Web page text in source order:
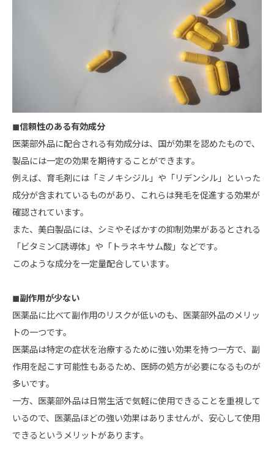
◼︎信頼性のある有効成分
医薬部外品に配合される有効成分は、国が効果を認めたもので、
製品には一定の効果を期待することができます。
例えば、育毛剤には「ミノキシジル」や「リデンシル」といった
成分が含まれているものがあり、 これらは発毛を促進する効果が
確認されています。
また、美白製品には、シミやそばかすの抑制効果があるとされる
「ビタミンC誘導体」や「トラネキサム酸」などです。
このような成分を一定量配合しています。
◼︎副作用が少ない
医薬品に比べて副作用のリスクが低いのも、医薬部外品のメリッ
トの一つです。
医薬品は特定の症状を治療するために強い効果を持つ一方で、副
作用を起こす可能性もあるため、医師の処方が必要になるものが
多いです。
一方、医薬部外品は日常生活で気軽に使用できることを重視して
いるので、医薬品ほどの強い効果はありませんが、安心して使用
できるというメリットがあります。